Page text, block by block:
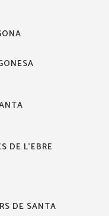
DE L'EBRE
DE SANTA